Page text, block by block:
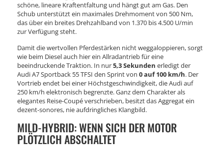
schöne, lineare Kraftentfaltung und hängt gut am Gas. Den
Schub unterstützt ein maximales Drehmoment von 500 Nm,
das über ein breites Drehzahlband von 1.370 bis 4.500 U/min
zur Verfügung steht.
Damit die wertvollen Pferdestärken nicht weggaloppieren, sorgt
wie beim Diesel auch hier ein Allradantrieb für eine
beeindruckende Traktion. In nur5,3 Sekunden erledigt der
Audi A7 Sportback 55 TFSI den Sprint von 0 auf 100 km/h. Der
Vortrieb endet bei einer Höchstgeschwindigkeit, die Audi auf
250 km/h elektronisch begrenzte. Ganz dem Charakter als
elegantes Reise-Coupé verschrieben, besitzt das Aggregat ein
dezent-sonores, nie aufdringliches Klangbild.
MILD-HYBRID: WENN SICH DER MOTOR
PLÖTZLICH ABSCHALTET